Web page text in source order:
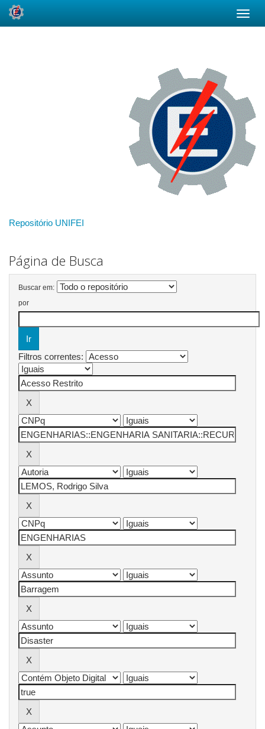
Repositório UNIFEI
Página de Busca
Buscar em:
por
Filtros correntes: